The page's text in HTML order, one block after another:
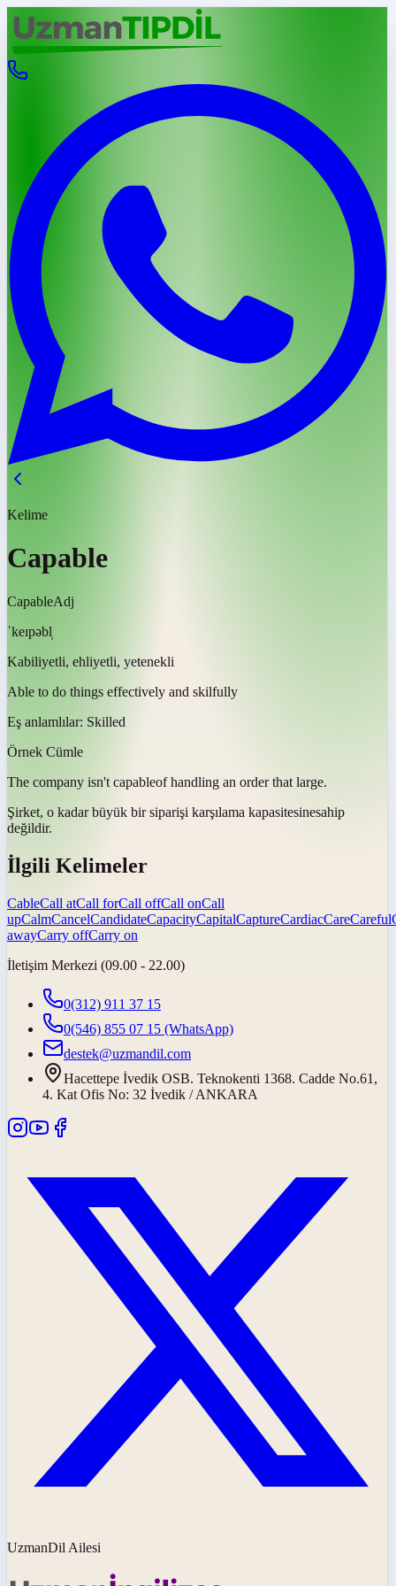
Kelime
Capable
CapableAdj
ˈkeɪpəbl̩
Kabiliyetli, ehliyetli, yetenekli
Able to do things effectively and skilfully
Eş anlamlılar: Skilled
Örnek Cümle
The company isn't capableof handling an order that large.
Şirket, o kadar büyük bir siparişi karşılama kapasitesinesahip
değildir.
İlgili Kelimeler
CableCall atCall forCall offCall onCall
upCalmCancelCandidateCapacityCapitalCaptureCardiacCareCareful
awayCarry offCarry on
İletişim Merkezi (09.00 - 22.00)
0(312) 911 37 15
0(546) 855 07 15 (WhatsApp)
destek@uzmandil.com
Hacettepe İvedik OSB. Teknokenti 1368. Cadde No.61,
4. Kat Ofis No: 32 İvedik / ANKARA
UzmanDil Ailesi